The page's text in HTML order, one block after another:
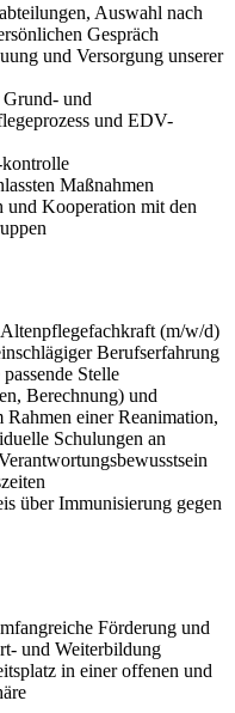
Auswahl nach
Gespräch
und Versorgung unserer
und
und EDV-
Maßnahmen
und Kooperation mit den
(m/w/d)
Berufserfahrung
Stelle
Berechnung) und
einer Reanimation,
Schulungen an
über Immunisierung gegen
Förderung und
und Weiterbildung
in einer offenen und